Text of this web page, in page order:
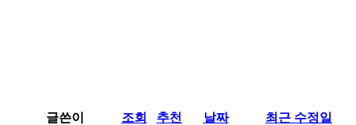
글쓴이 조회 추천 날짜
최근 수정일